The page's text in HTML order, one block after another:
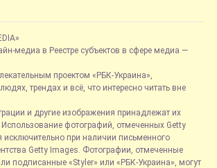
медиа в Реестре субъектов в сфере медиа —
проектом «РБК-Украина»,
трендах и всё, что интересно читать вне
и другие изображения принадлежат их
фотографий, отмеченных Getty
исключительно при наличии письменного
Getty Images. Фотографии, отмеченные
подписанные «Styler» или «РБК-Украина», могут